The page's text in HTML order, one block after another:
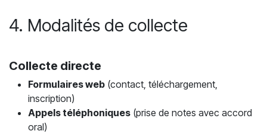
4. Modalités de collecte
Collecte directe
Formulaires web (contact, téléchargement,
inscription)
Appels téléphoniques (prise de notes avec accord
oral)